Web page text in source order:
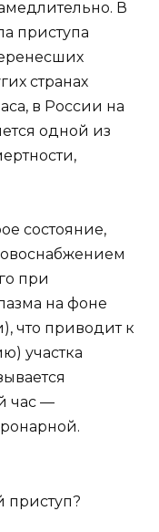
В
приступа
странах
в России на
одной из
состояние,
при
на фоне
что приводит к
участка
час —
приступ?